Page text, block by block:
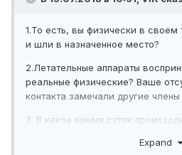
1.То есть, вы физически в
и шли в назначенное место?
2.Летательные аппараты
реальные физические? Ваше
контакта замечали другие
3. В какое время суток
что делали накануне (может,
Expand